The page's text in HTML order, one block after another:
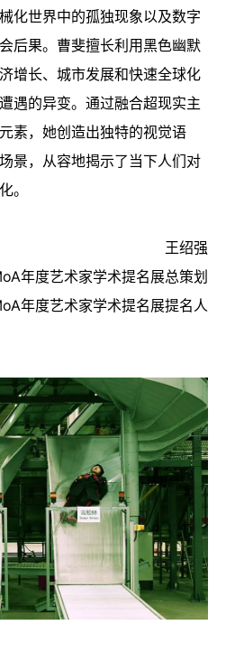
化世界中的孤独现象以及数字
后果。曹斐擅长利用黑色幽默
增长、城市发展和快速全球化
遇的异变。通过融合超现实主
素，她创造出独特的视觉语
景，从容地揭示了当下人们对
。
王绍强
年度艺术家学术提名展总策划
年度艺术家学术提名展提名人